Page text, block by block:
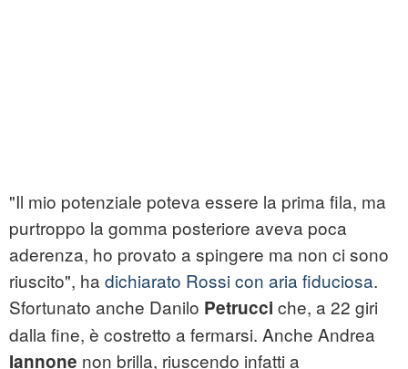
"Il mio potenziale poteva essere la prima fila, ma
purtroppo la gomma posteriore aveva poca
aderenza, ho provato a spingere ma non ci sono
riuscito", ha dichiarato Rossi con aria fiduciosa.
Sfortunato anche Danilo Petrucci che, a 22 giri
dalla fine, è costretto a fermarsi. Anche Andrea
Iannone non brilla, riuscendo infatti a